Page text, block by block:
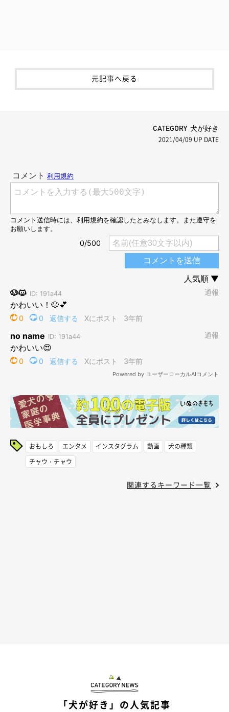
元記事へ戻る
CATEGORY 犬が好き
2021/04/09 UP DATE
おもしろ エンタメ インスタグラム 動画
犬の種類
チャウ・チャウ
関連するキーワード一覧
「犬が好き」の人気記事